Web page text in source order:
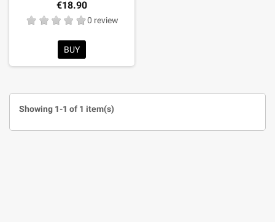
€18.90
0 review
BUY
Showing 1-1 of 1 item(s)